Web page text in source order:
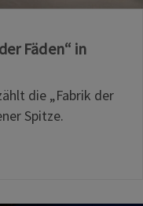
Fäden“ in
die „Fabrik der
Spitze.